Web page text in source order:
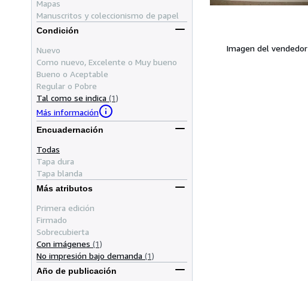
Mapas
Manuscritos y coleccionismo de papel
Condición
Nuevo
Como nuevo, Excelente o Muy bueno
Bueno o Aceptable
Regular o Pobre
Tal como se indica (1)
Más información
Encuadernación
Todas
Tapa dura
Tapa blanda
Más atributos
Primera edición
Firmado
Sobrecubierta
Con imágenes (1)
No impresión bajo demanda (1)
Año de publicación
Imagen del vendedor